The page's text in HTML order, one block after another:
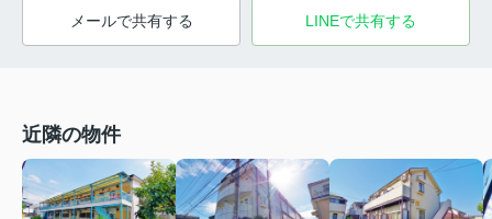
メールで共有する LINEで共有する
近隣の物件